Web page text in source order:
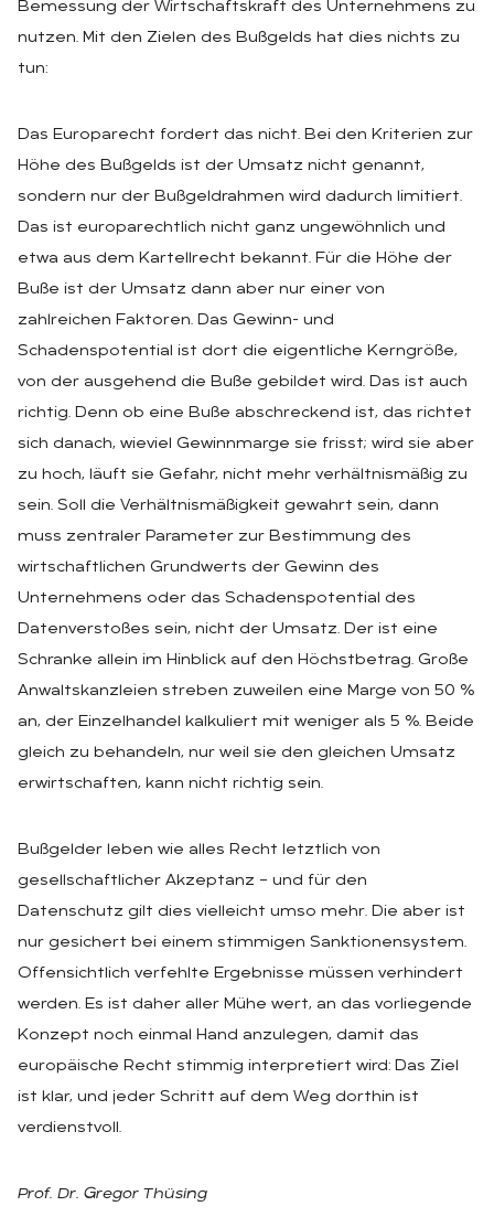
Bemessung der Wirtschaftskraft des Unternehmens zu
nutzen. Mit den Zielen des Bußgelds hat dies nichts zu
tun:
Das Europarecht fordert das nicht. Bei den Kriterien zur
Höhe des Bußgelds ist der Umsatz nicht genannt,
sondern nur der Bußgeldrahmen wird dadurch limitiert.
Das ist europarechtlich nicht ganz ungewöhnlich und
etwa aus dem Kartellrecht bekannt. Für die Höhe der
Buße ist der Umsatz dann aber nur einer von
zahlreichen Faktoren. Das Gewinn- und
Schadenspotential ist dort die eigentliche Kerngröße,
von der ausgehend die Buße gebildet wird. Das ist auch
richtig. Denn ob eine Buße abschreckend ist, das richtet
sich danach, wieviel Gewinnmarge sie frisst; wird sie aber
zu hoch, läuft sie Gefahr, nicht mehr verhältnismäßig zu
sein. Soll die Verhältnismäßigkeit gewahrt sein, dann
muss zentraler Parameter zur Bestimmung des
wirtschaftlichen Grundwerts der Gewinn des
Unternehmens oder das Schadenspotential des
Datenverstoßes sein, nicht der Umsatz. Der ist eine
Schranke allein im Hinblick auf den Höchstbetrag. Große
Anwaltskanzleien streben zuweilen eine Marge von 50 %
an, der Einzelhandel kalkuliert mit weniger als 5 %. Beide
gleich zu behandeln, nur weil sie den gleichen Umsatz
erwirtschaften, kann nicht richtig sein.
Bußgelder leben wie alles Recht letztlich von
gesellschaftlicher Akzeptanz – und für den
Datenschutz gilt dies vielleicht umso mehr. Die aber ist
nur gesichert bei einem stimmigen Sanktionensystem.
Offensichtlich verfehlte Ergebnisse müssen verhindert
werden. Es ist daher aller Mühe wert, an das vorliegende
Konzept noch einmal Hand anzulegen, damit das
europäische Recht stimmig interpretiert wird: Das Ziel
ist klar, und jeder Schritt auf dem Weg dorthin ist
verdienstvoll.
Prof. Dr. Gregor Thüsing